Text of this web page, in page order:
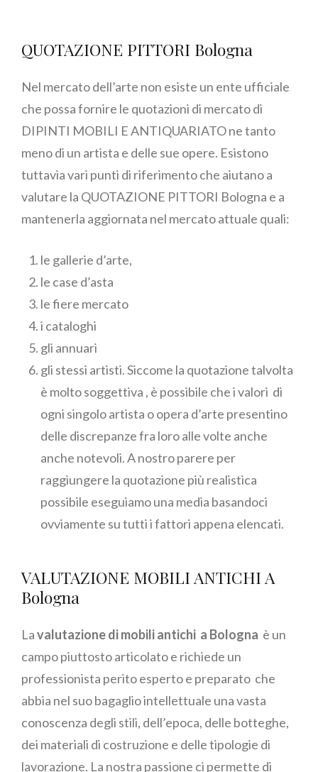
QUOTAZIONE PITTORI Bologna
Nel mercato dell’arte non esiste un ente ufficiale
che possa fornire le quotazioni di mercato di
DIPINTI MOBILI E ANTIQUARIATO ne tanto
meno di un artista e delle sue opere. Esistono
tuttavia vari punti di riferimento che aiutano a
valutare la QUOTAZIONE PITTORI Bologna e a
mantenerla aggiornata nel mercato attuale quali:
le gallerie d’arte,
le case d’asta
le fiere mercato
i cataloghi
gli annuari
gli stessi artisti. Siccome la quotazione talvolta
è molto soggettiva , è possibile che i valori di
ogni singolo artista o opera d’arte presentino
delle discrepanze fra loro alle volte anche
anche notevoli. A nostro parere per
raggiungere la quotazione più realistica
possibile eseguiamo una media basandoci
ovviamente su tutti i fattori appena elencati.
VALUTAZIONE MOBILI ANTICHI A
Bologna
Lavalutazione di mobili antichi a Bologna è un
campo piuttosto articolato e richiede un
professionista perito esperto e preparato che
abbia nel suo bagaglio intellettuale una vasta
conoscenza degli stili, dell’epoca, delle botteghe,
dei materiali di costruzione e delle tipologie di
lavorazione. La nostra passione ci permette di